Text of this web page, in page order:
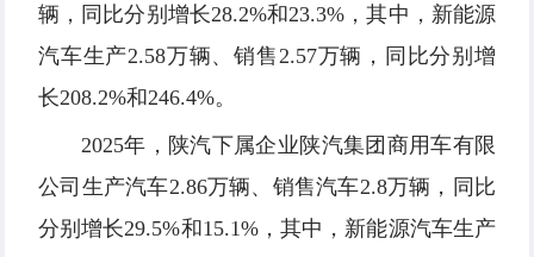
辆，同比分别增长28.2%和23.3%，其中，新能源
汽车生产2.58万辆、销售2.57万辆，同比分别增
长208.2%和246.4%。
2025年，陕汽下属企业陕汽集团商用车有限
公司生产汽车2.86万辆、销售汽车2.8万辆，同比
分别增长29.5%和15.1%，其中，新能源汽车生产